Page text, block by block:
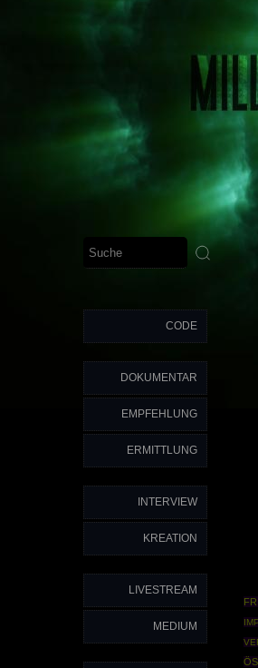
CODE
DOKUMENTAR
EMPFEHLUNG
ERMITTLUNG
INTERVIEW
KREATION
LIVESTREAM
MEDIUM